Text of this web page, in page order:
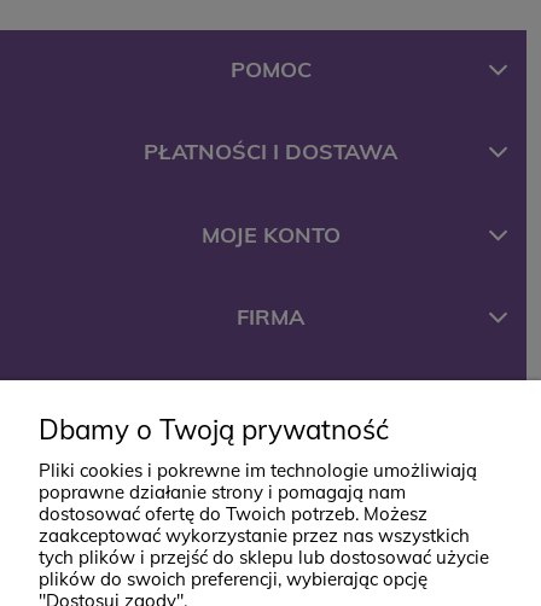
POMOC
PŁATNOŚCI I DOSTAWA
MOJE KONTO
FIRMA
ul. Jana Styki 12
64-920 Piła
kontakt@babyboutik.pl
795 574 638
Dbamy o Twoją prywatność
Pliki cookies i pokrewne im technologie umożliwiają
poprawne działanie strony i pomagają nam
dostosować ofertę do Twoich potrzeb. Możesz
zaakceptować wykorzystanie przez nas wszystkich
tych plików i przejść do sklepu lub dostosować użycie
plików do swoich preferencji, wybierając opcję
"Dostosuj zgody".